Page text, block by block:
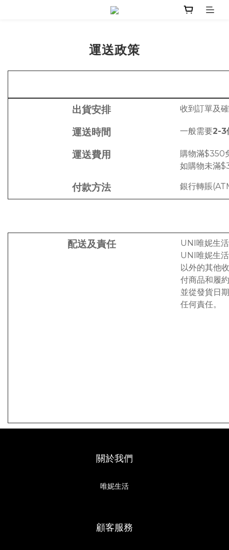
運送政策
出貨安排 收到訂單及
運送時間 一般需要2-3
運送費用
購物滿$350
如購物未滿
付款方法 銀行轉賬
配送及責任
UNI唯妮生
UNI唯妮生
以外的其他
付商品和履
並從發貨日
任何責任。
關於我們
唯妮生活
顧客服務